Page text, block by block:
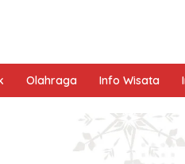
Olahraga Info Wisata